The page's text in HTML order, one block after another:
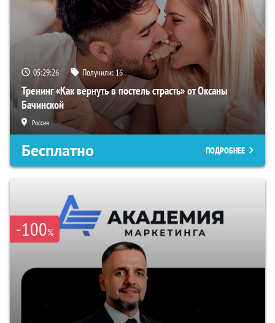
05:29:25 Получили:16
Тренинг «Как вернуть в постель страсть» от Оксаны
Бачинской
Россия
Бесплатно ПОДРОБНЕЕ
-100%